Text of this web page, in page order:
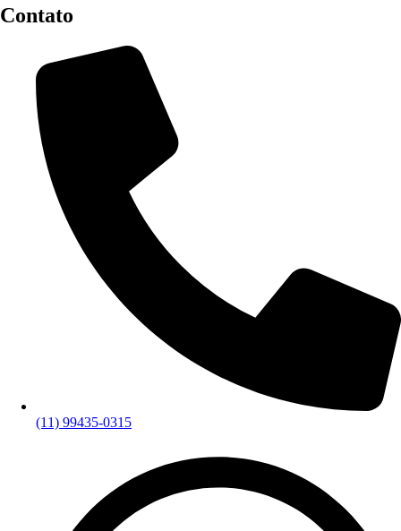
Contato
(11) 99435-0315